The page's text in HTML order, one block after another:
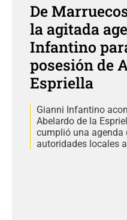
De
la agitada
Infantino
posesión de
Espriella
Gianni Infantino
Abelardo de la
cumplió una agenda
autoridades locales